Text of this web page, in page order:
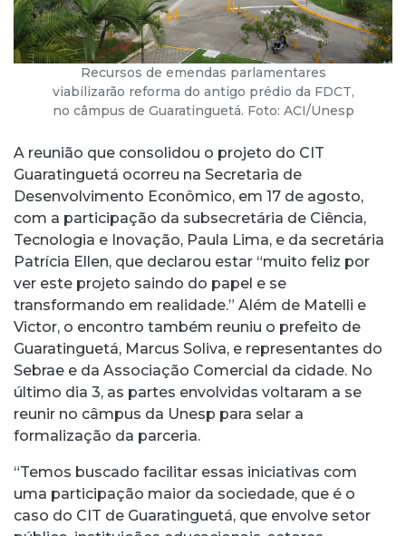
Recursos de emendas parlamentares
viabilizarão reforma do antigo prédio da FDCT,
no câmpus de Guaratinguetá. Foto: ACI/Unesp
A reunião que consolidou o projeto do CIT
Guaratinguetá ocorreu na Secretaria de
Desenvolvimento Econômico, em 17 de agosto,
com a participação da subsecretária de Ciência,
Tecnologia e Inovação, Paula Lima, e da secretária
Patrícia Ellen, que declarou estar “muito feliz por
ver este projeto saindo do papel e se
transformando em realidade.” Além de Matelli e
Victor, o encontro também reuniu o prefeito de
Guaratinguetá, Marcus Soliva, e representantes do
Sebrae e da Associação Comercial da cidade. No
último dia 3, as partes envolvidas voltaram a se
reunir no câmpus da Unesp para selar a
formalização da parceria.
“Temos buscado facilitar essas iniciativas com
uma participação maior da sociedade, que é o
caso do CIT de Guaratinguetá, que envolve setor